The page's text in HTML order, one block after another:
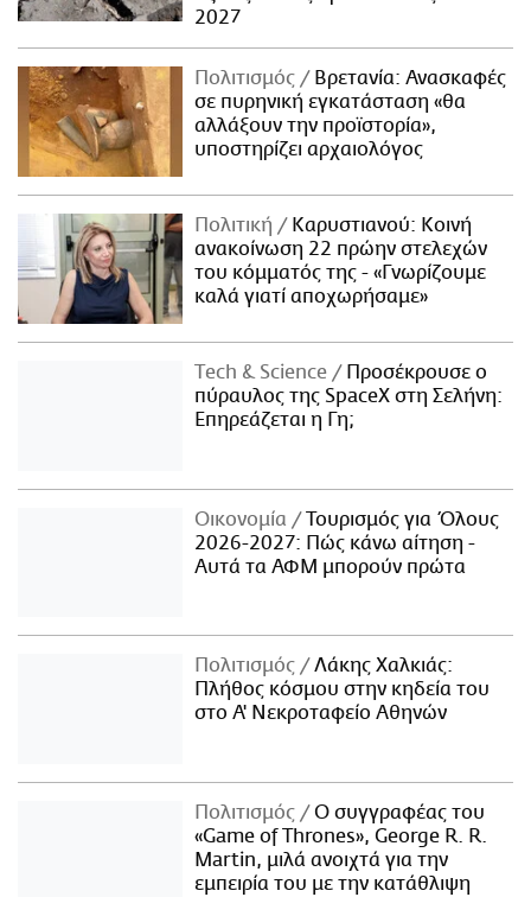
2027
Πολιτισμός
Βρετανία: Ανασκαφές
σε πυρηνική εγκατάσταση «θα
αλλάξουν την προϊστορία»,
υποστηρίζει αρχαιολόγος
Πολιτική
Καρυστιανού: Κοινή
ανακοίνωση 22 πρώην στελεχών
του κόμματός της - «Γνωρίζουμε
καλά γιατί αποχωρήσαμε»
Τech & Science
Προσέκρουσε ο
πύραυλος της SpaceX στη Σελήνη:
Επηρεάζεται η Γη;
Οικονομία
Τουρισμός για Όλους
2026-2027: Πώς κάνω αίτηση -
Αυτά τα ΑΦΜ μπορούν πρώτα
Πολιτισμός
Λάκης Χαλκιάς:
Πλήθος κόσμου στην κηδεία του
στο Α' Νεκροταφείο Αθηνών
Πολιτισμός
Ο συγγραφέας του
«Game of Thrones», George R. R.
Martin, μιλά ανοιχτά για την
εμπειρία του με την κατάθλιψη